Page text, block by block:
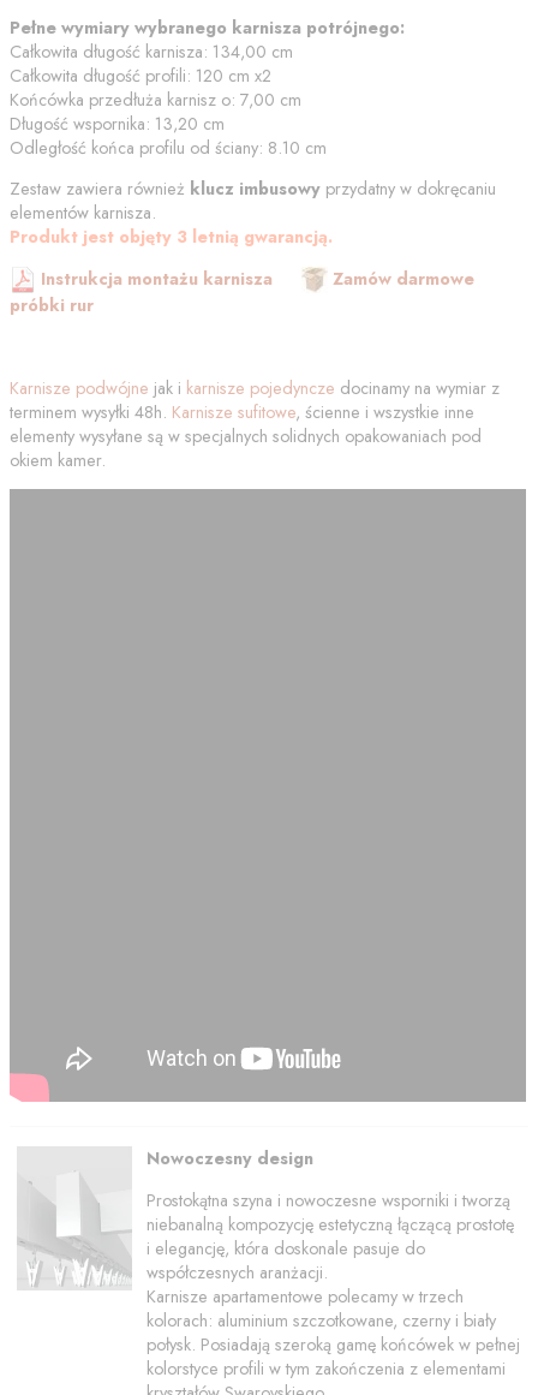
Pełne wymiary wybranego karnisza potrójnego:
Całkowita długość karnisza: 134,00 cm
Całkowita długość profili: 120 cm x2
Końcówka przedłuża karnisz o: 7,00 cm
Długość wspornika: 13,20 cm
Odległość końca profilu od ściany: 8.10 cm
Zestaw zawiera również klucz imbusowy przydatny w dokręcaniu
elementów karnisza.
Produkt jest objęty 3 letnią gwarancją.
Instrukcja montażu karnisza
Zamów darmowe
próbki rur
Karnisze podwójne jak i karnisze pojedyncze docinamy na wymiar z
terminem wysyłki 48h. Karnisze sufitowe, ścienne i wszystkie inne
elementy wysyłane są w specjalnych solidnych opakowaniach pod
okiem kamer.
Nowoczesny design
Prostokątna szyna i nowoczesne wsporniki i tworzą
niebanalną kompozycję estetyczną łączącą prostotę
i elegancję, która doskonale pasuje do
współczesnych aranżacji.
Karnisze apartamentowe polecamy w trzech
kolorach: aluminium szczotkowane, czerny i biały
połysk. Posiadają szeroką gamę końcówek w pełnej
kolorstyce profili w tym zakończenia z elementami